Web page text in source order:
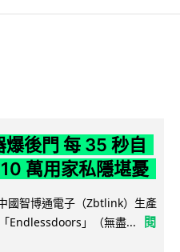
後門 每 35 秒自
萬用家私隱堪憂
國智博通電子（Zbtlink）生產
Endlessdoors」（無盡...
閱